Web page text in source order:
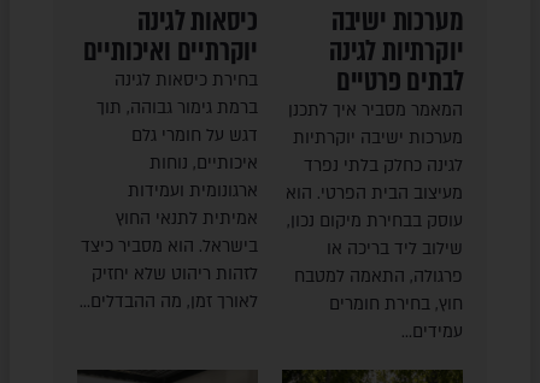
מערכות ישיבה
יוקרתיות לגינה
לבתים פרטיים
המאמר מסביר איך לתכנן
מערכות ישיבה יוקרתיות
לגינה כחלק בלתי נפרד
מעיצוב הבית הפרטי. הוא
עוסק בבחירת מיקום נכון,
שילוב ליד בריכה או
פרגולה, התאמה למטבח
חוץ, בחירת חומרים
עמידים…
כיסאות לגינה
יוקרתיים ואיכותיים
בחירת כיסאות לגינה
ברמת גימור גבוהה, תוך
דגש על חומרי גלם
איכותיים, נוחות
ארגונומית ועמידות
אמיתית לתנאי החוץ
בישראל. הוא מסביר כיצד
לזהות ריהוט שלא יחזיק
לאורך זמן, מה ההבדלים…